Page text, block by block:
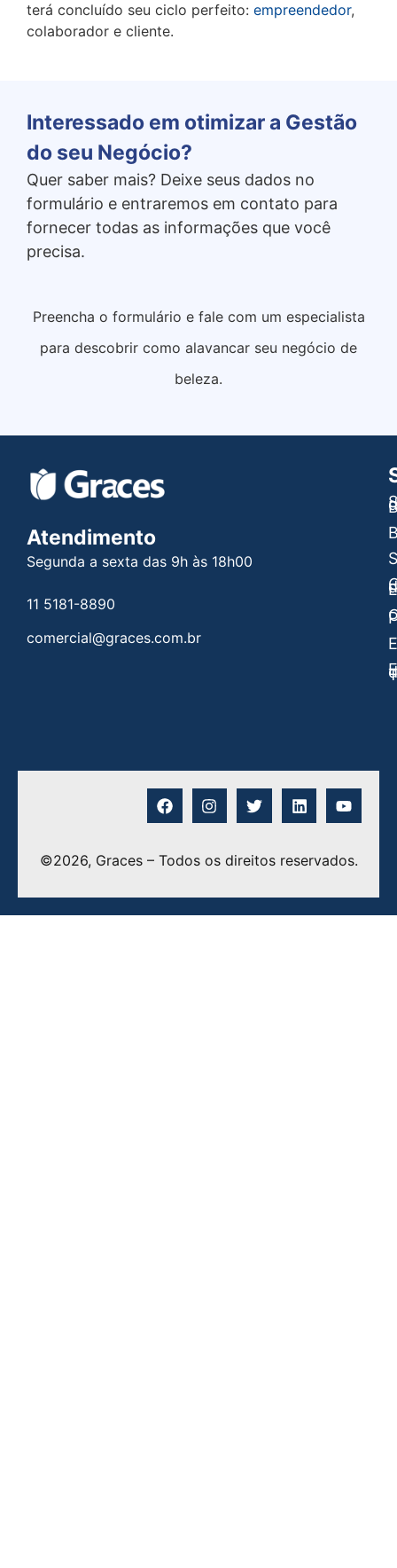
terá concluído seu ciclo perfeito: empreendedor,
colaborador e cliente.
Interessado em otimizar a Gestão
do seu Negócio?
Quer saber mais? Deixe seus dados no
formulário e entraremos em contato para
fornecer todas as informações que você
precisa.
Preencha o formulário e fale com um especialista
para descobrir como alavancar seu negócio de
beleza.
Atendimento
Segunda a sexta das 9h às 18h00
11 5181-8890
comercial@graces.com.br
©2026, Graces – Todos os direitos reservados.